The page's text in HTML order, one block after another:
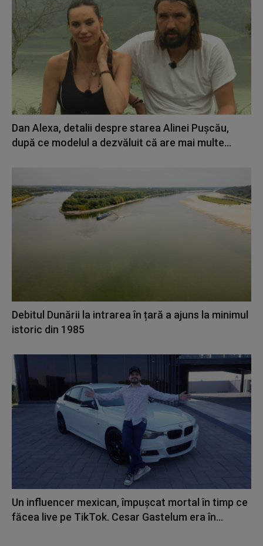
Dan Alexa, detalii despre starea Alinei Pușcău,
după ce modelul a dezvăluit că are mai multe...
Debitul Dunării la intrarea în țară a ajuns la minimul
istoric din 1985
Un influencer mexican, împușcat mortal în timp ce
făcea live pe TikTok. Cesar Gastelum era în...